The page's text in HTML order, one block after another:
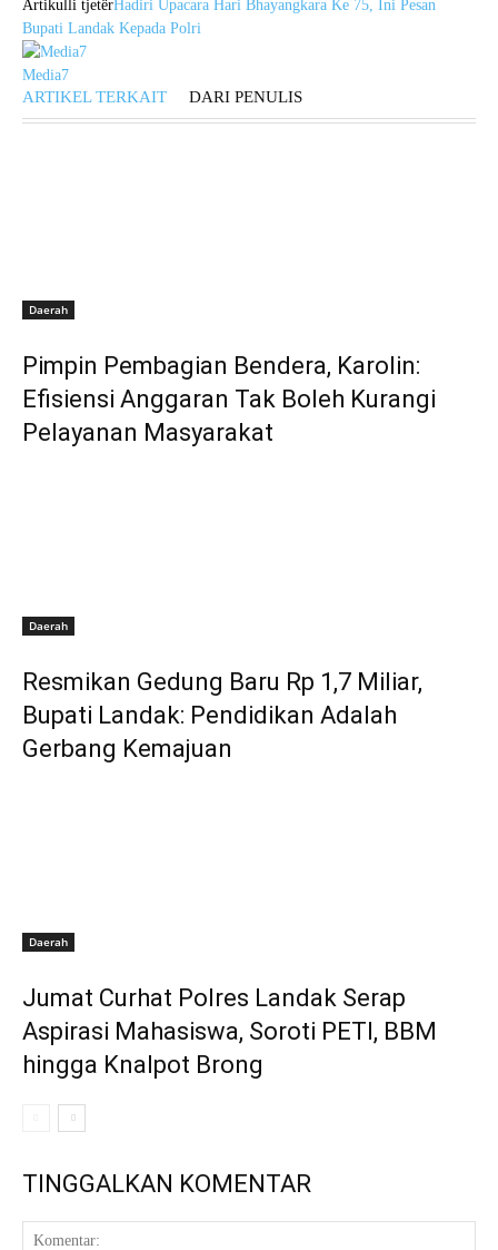
Artikulli tjetërHadiri Upacara Hari Bhayangkara Ke 75, Ini Pesan
Bupati Landak Kepada Polri
Media7
ARTIKEL TERKAIT DARI PENULIS
Daerah
Pimpin Pembagian Bendera, Karolin:
Efisiensi Anggaran Tak Boleh Kurangi
Pelayanan Masyarakat
Daerah
Resmikan Gedung Baru Rp 1,7 Miliar,
Bupati Landak: Pendidikan Adalah
Gerbang Kemajuan
Daerah
Jumat Curhat Polres Landak Serap
Aspirasi Mahasiswa, Soroti PETI, BBM
hingga Knalpot Brong
TINGGALKAN KOMENTAR